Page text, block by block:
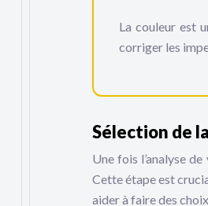
La couleur est
corriger les
Sélection de
Une fois l’analyse
Cette étape est
aider à faire des